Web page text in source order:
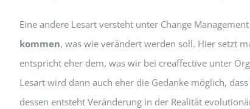
Eine andere Lesart versteht unter Change
kommen, was wie verändert werden soll. Hier setzt
entspricht eher dem, was wir bei creaffective unter
Lesart wird dann auch eher die Gedanke möglich,
dessen entsteht Veränderung in der Realität